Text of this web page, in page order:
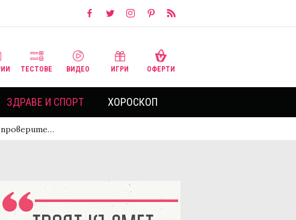
ТЕСТОВЕ ВИДЕО ИГРИ ОФЕРТИ
ЗДРАВЕ И СПОРТ ХОРОСКОП
проверите…